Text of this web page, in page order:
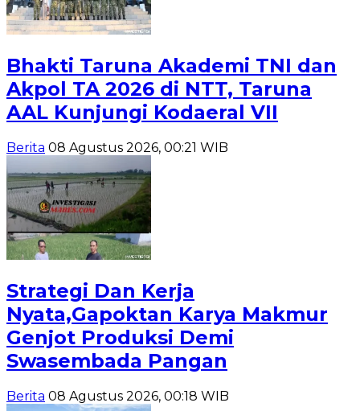
Bhakti Taruna Akademi TNI dan
Akpol TA 2026 di NTT, Taruna
AAL Kunjungi Kodaeral VII
Berita 08 Agustus 2026, 00:21 WIB
Strategi Dan Kerja
Nyata,Gapoktan Karya Makmur
Genjot Produksi Demi
Swasembada Pangan
Berita 08 Agustus 2026, 00:18 WIB